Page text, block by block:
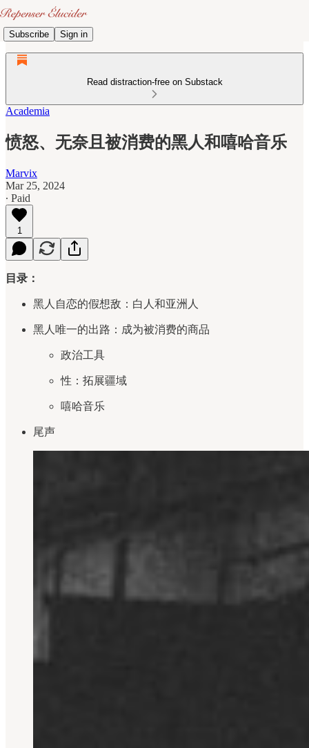
Subscribe Sign in
Read distraction-free on Substack
Academia
愤怒、无奈且被消费的黑人和嘻哈音乐
Marvix
Mar 25, 2024
∙ Paid
1
目录：
黑人自恋的假想敌：白人和亚洲人
黑人唯一的出路：成为被消费的商品
政治工具
性：拓展疆域
嘻哈音乐
尾声